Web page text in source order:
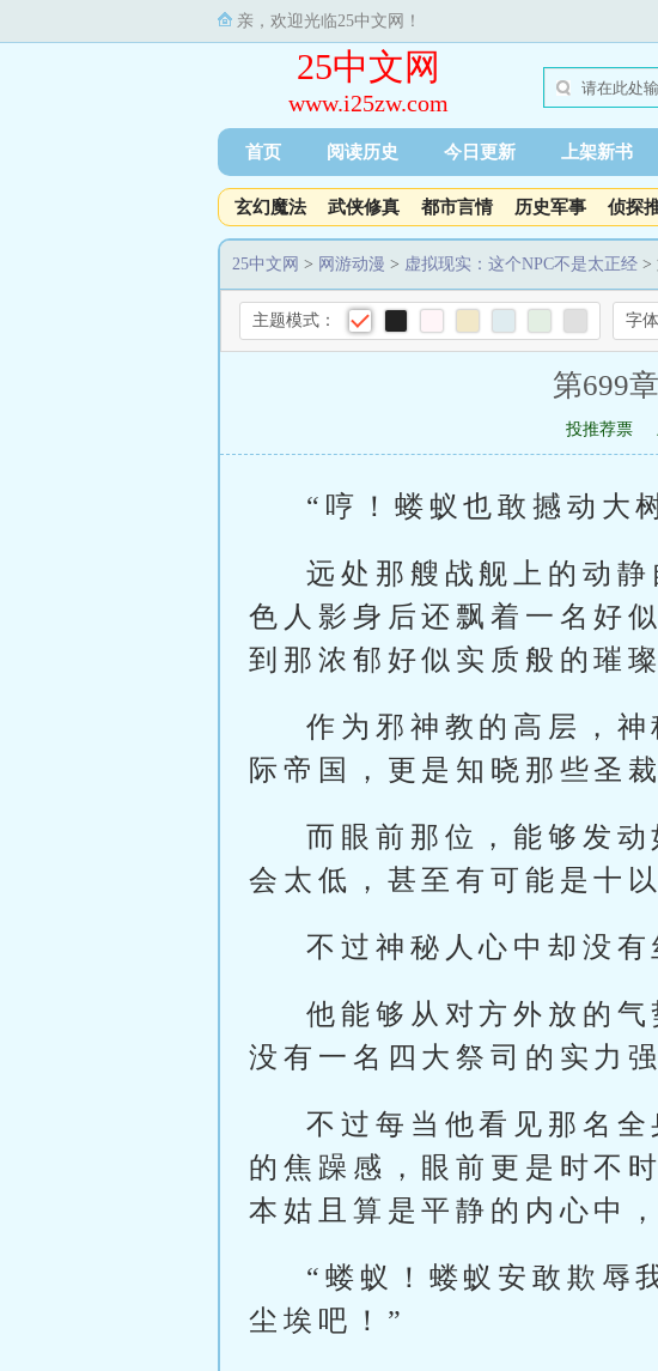
亲，欢迎光临25中文网！
25中文网
www.i25zw.com
首页 阅读历史 今日更新 上架新书
玄幻魔法 武侠修真 都市言情 历史军事 侦探
25中文网 > 网游动漫 > 虚拟现实：这个NPC不是太正经 >
主题模式： 字
第699
投推荐票
“哼！蝼蚁也敢撼动大
远处那艘战舰上的动
色人影身后还飘着一名好
到那浓郁好似实质般的璀璨
作为邪神教的高层，
际帝国，更是知晓那些圣
而眼前那位，能够发
会太低，甚至有可能是十
不过神秘人心中却没
他能够从对方外放的
没有一名四大祭司的实力
不过每当他看见那名
的焦躁感，眼前更是时不
本姑且算是平静的内心中
“蝼蚁！蝼蚁安敢欺辱
尘埃吧！”